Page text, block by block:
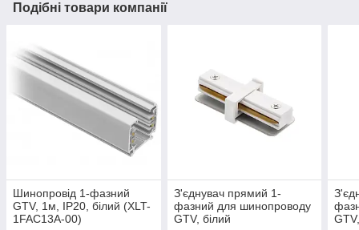
Подібні товари компанії
Шинопровід 1-фазний
GTV, 1м, IP20, білий (XLT-
1FAC13A-00)
З'єднувач прямий 1-
фазний для шинопроводу
GTV, білий